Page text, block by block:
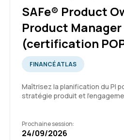
Formation : Leading SAFe -
SAFe SA)
RENAUD M.
Tout est très fluide dans la
L'accès à la documentation
fonctionnalités du site est
SAFe® Product
Product Manager
(certification
FINANCÉ ATLAS
Maîtrisez la planification du PI
stratégie produit et
Prochaine session:
24/09/2026